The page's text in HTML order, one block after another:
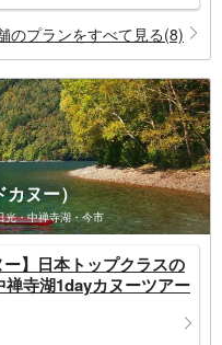
のプランをすべて見る(8)
ヌー）
光・中禅寺湖・今市
ー】日本トップクラスの
禅寺湖1dayカヌーツアー